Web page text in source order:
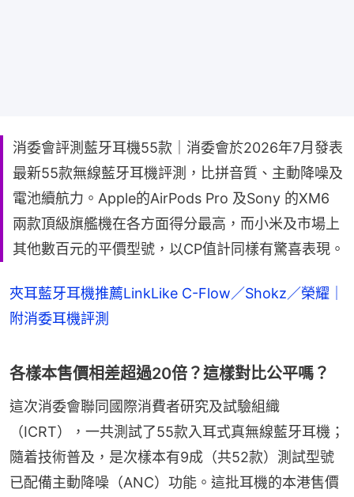
消委會評測藍牙耳機55款｜消委會於2026年7月發表
最新55款無線藍牙耳機評測，比拼音質、主動降噪及
電池續航力。Apple的AirPods Pro 及Sony 的XM6
兩款頂級旗艦機在各方面得分最高，而小米及市場上
其他數百元的平價型號，以CP值計同樣有驚喜表現。
夾耳藍牙耳機推薦LinkLike C-Flow／Shokz／榮耀｜
附消委耳機評測
各樣本售價相差超過20倍？這樣對比公平嗎？
這次消委會聯同國際消費者研究及試驗組織
（ICRT），一共測試了55款入耳式真無線藍牙耳機；
隨着技術普及，是次樣本有9成（共52款）測試型號
已配備主動降噪（ANC）功能。這批耳機的本港售價